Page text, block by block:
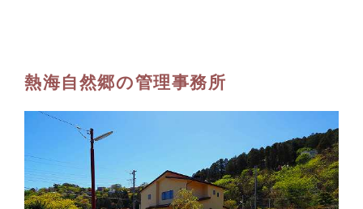
熱海自然郷の管理事務所